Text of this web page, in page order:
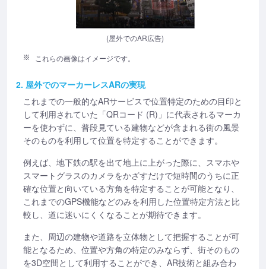
(屋外でのAR広告)
これらの画像はイメージです。
2. 屋外でのマーカーレスARの実現
これまでの一般的なARサービスで位置特定のための目印と
して利用されていた「QRコード (R)」に代表されるマーカ
ーを使わずに、普段見ている建物などが含まれる街の風景
そのものを利用して位置を特定することができます。
例えば、地下鉄の駅を出て地上に上がった際に、スマホや
スマートグラスのカメラをかざすだけで短時間のうちに正
確な位置と向いている方角を特定することが可能となり、
これまでのGPS機能などのみを利用した位置特定方法と比
較し、道に迷いにくくなることが期待できます。
また、周辺の建物や道路を立体物として把握することが可
能となるため、位置や方角の特定のみならず、街そのもの
を3D空間として利用することができ、AR技術と組み合わ